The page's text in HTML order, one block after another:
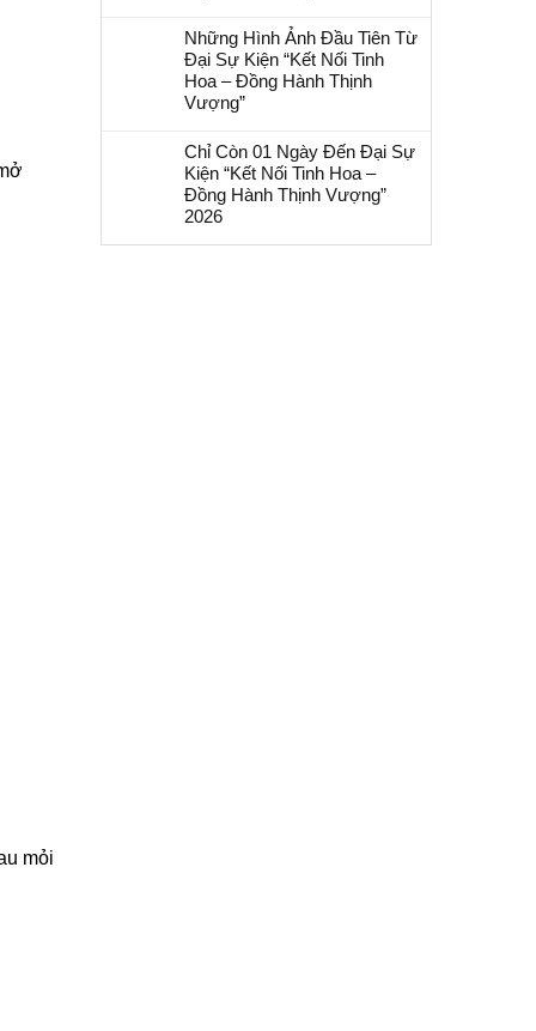
mỏi
Những Hình Ảnh Đầu Tiên Từ
Đại Sự Kiện “Kết Nối Tinh
Hoa – Đồng Hành Thịnh
Vượng”
Chỉ Còn 01 Ngày Đến Đại Sự
Kiện “Kết Nối Tinh Hoa –
Đồng Hành Thịnh Vượng”
2026